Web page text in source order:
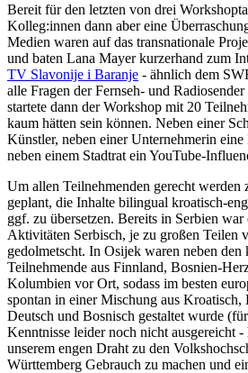
Bereit für den letzten von drei
Kolleg:innen dann aber eine
Medien waren auf das transnationale
und baten Lana Mayer kurzerhand zum
TV Slavonije i Baranje - ähnlich dem
alle Fragen der Fernseh- und
startete dann der Workshop mit 20
kaum hätten sein können. Neben einer
Künstler, neben einer Unternehmerin
neben einem Stadtrat ein YouTube-
Um allen Teilnehmenden gerecht werden
geplant, die Inhalte bilingual kroatisch-
ggf. zu übersetzen. Bereits in Serbien
Aktivitäten Serbisch, je zu großen Teilen
gedolmetscht. In Osijek waren neben den
Teilnehmende aus Finnland, Bosnien-
Kolumbien vor Ort, sodass im besten
spontan in einer Mischung aus Kroatisch,
Deutsch und Bosnisch gestaltet wurde
Kenntnisse leider noch nicht ausgereicht
unserem engen Draht zu den
Württemberg Gebrauch zu machen und